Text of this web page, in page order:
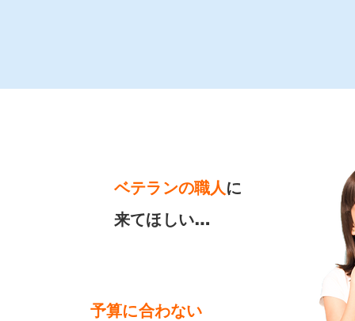
ベテランの職人に
来てほしい…
​予算に合わない